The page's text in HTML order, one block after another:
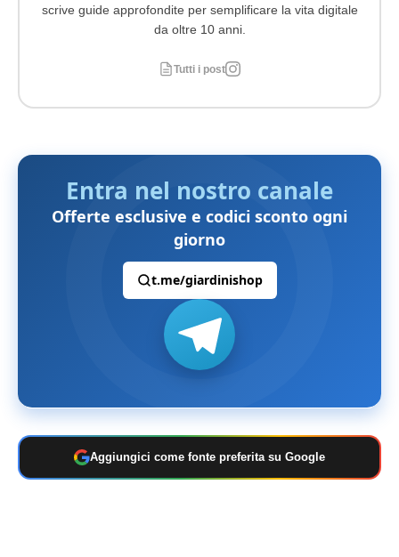
scrive guide approfondite per semplificare la vita digitale
da oltre 10 anni.
Tutti i post
Entra nel nostro canale
Offerte esclusive e codici sconto ogni
giorno
t.me/giardinishop
Aggiungici come fonte preferita su Google